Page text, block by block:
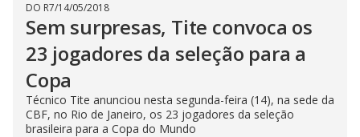
DO R7/14/05/2018
Sem surpresas, Tite convoca os
23 jogadores da seleção para a
Copa
Técnico Tite anunciou nesta segunda-feira (14), na sede da
CBF, no Rio de Janeiro, os 23 jogadores da seleção
brasileira para a Copa do Mundo